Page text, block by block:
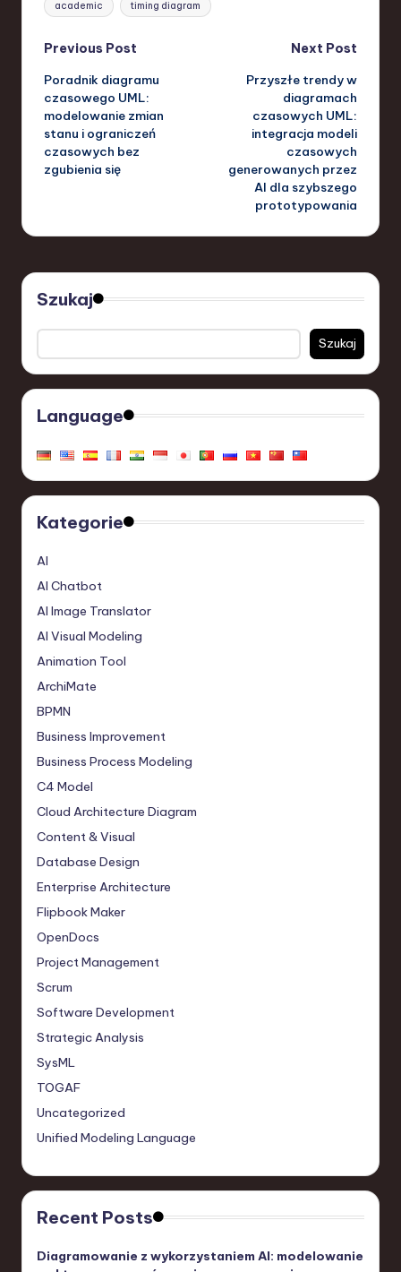
academic timing diagram
Post
navigation
Previous Post
Poradnik diagramu
czasowego UML:
modelowanie zmian
stanu i ograniczeń
czasowych bez
zgubienia się
Next Post
Przyszłe trendy w
diagramach
czasowych UML:
integracja modeli
czasowych
generowanych przez
AI dla szybszego
prototypowania
Szukaj
Szukaj
Language
Kategorie
AI
AI Chatbot
AI Image Translator
AI Visual Modeling
Animation Tool
ArchiMate
BPMN
Business Improvement
Business Process Modeling
C4 Model
Cloud Architecture Diagram
Content & Visual
Database Design
Enterprise Architecture
Flipbook Maker
OpenDocs
Project Management
Scrum
Software Development
Strategic Analysis
SysML
TOGAF
Uncategorized
Unified Modeling Language
Recent Posts
Diagramowanie z wykorzystaniem AI: modelowanie